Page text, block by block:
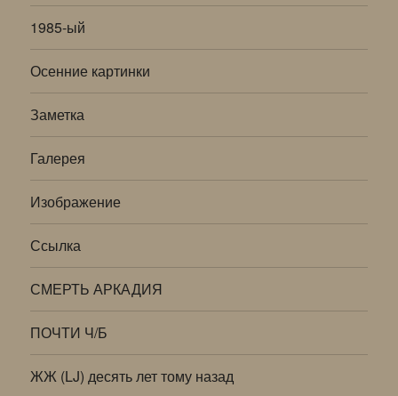
1985-ый
Осенние картинки
Заметка
Галерея
Изображение
Ссылка
СМЕРТЬ АРКАДИЯ
ПОЧТИ Ч/Б
ЖЖ (LJ) десять лет тому назад